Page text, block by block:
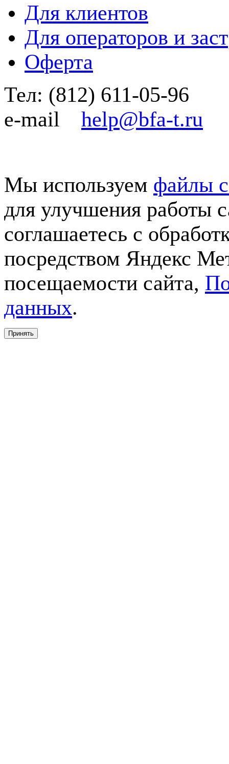
Для клиентов
Для операторов и
Оферта
Тел: (812) 611-05-96
e-mail help@bfa-t.ru
Мы используем файлы
для улучшения работы
соглашаетесь с
посредством Яндекс
посещаемости сайта,
данных.
Принять